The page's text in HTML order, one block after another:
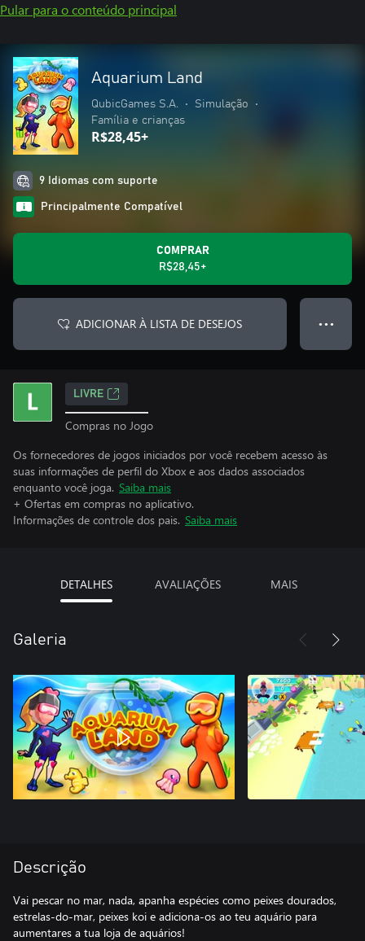
Pular para o conteúdo principal
Aquarium Land
QubicGames S.A. • Simulação
•
Família e crianças
R$28,45+
9 Idiomas com suporte
Principalmente Compatível
COMPRAR
R$28,45+
ADICIONAR À LISTA DE DESEJOS ● ● ●
LIVRE
Compras no Jogo
Os fornecedores de jogos iniciados por você recebem acesso às
suas informações de perfil do Xbox e aos dados associados
enquanto você joga. Saiba mais
+ Ofertas em compras no aplicativo.
Informações de controle dos pais. Saiba mais
DETALHES AVALIAÇÕES MAIS
Galeria
Descrição
Vai pescar no mar, nada, apanha espécies como peixes dourados,
estrelas-do-mar, peixes koi e adiciona-os ao teu aquário para
aumentares a tua loja de aquários!